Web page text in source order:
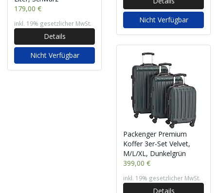
179,00 €
inkl. 19% gesetzlicher MwSt.
Details
Nicht Verfügbar
Nicht Verfügbar
Packenger Premium
Koffer 3er-Set Velvet,
M/L/XL, Dunkelgrün
399,00 €
inkl. 19% gesetzlicher MwSt.
Details